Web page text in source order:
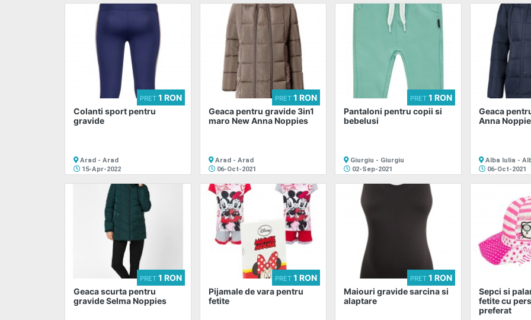
Colanti sport pentru
gravide
PRET 1 RON
Arad - Arad
15-Apr-2022
Geaca pentru gravide 3in1
maro New Anna Noppies
PRET 1 RON
Arad - Arad
06-Oct-2021
Pantaloni pentru copii si
bebelusi
PRET 1 RON
Giurgiu - Giurgiu
02-Sep-2021
Geaca
Anna
Alba Iulia -
06-Oct-2021
Geaca scurta pentru
gravide Selma Noppies
PRET 1 RON
Pijamale de vara pentru
fetite
PRET 1 RON
Maiouri gravide sarcina si
alaptare
PRET 1 RON
Sepci si
fetite cu
preferat